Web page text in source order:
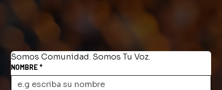
Somos Comunidad. Somos Tu Voz.
NOMBRE *